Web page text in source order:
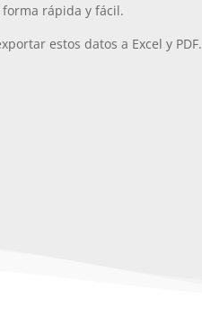
rápida y fácil.
estos datos a Excel y PDF.